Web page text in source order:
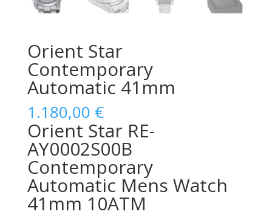
Orient Star
Contemporary
Automatic 41mm
1.180,00 €
Orient Star RE-
AY0002S00B
Contemporary
Automatic Mens Watch
41mm 10ATM